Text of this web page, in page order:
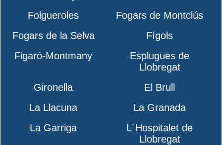
Folgueroles
Fogars de Montclús
Fogars de la Selva
Fígols
Figaró-Montmany
Esplugues de
Llobregat
Gironella
El Brull
La Llacuna
La Granada
La Garriga
L´Hospitalet de
Llobregat